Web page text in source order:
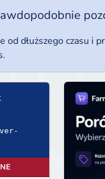
dłuższego czasu i